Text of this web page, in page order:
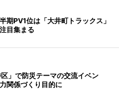
期PV1位は「大井町トラックス」
目集まる
」で防災テーマの交流イベン
関係づくり目的に